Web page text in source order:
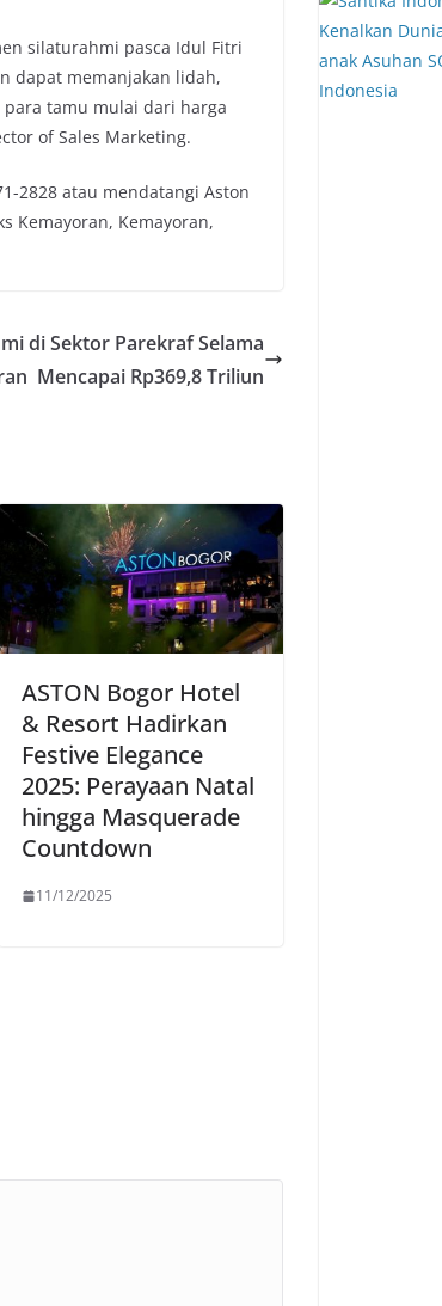
silaturahmi pasca Idul Fitri
dapat memanjakan lidah,
para tamu mulai dari harga
of Sales Marketing.
2828 atau mendatangi Aston
Kemayoran, Kemayoran,
di Sektor Parekraf Selama
Mencapai Rp369,8 Triliun
ASTON Bogor Hotel
& Resort Hadirkan
Festive Elegance
2025: Perayaan Natal
hingga Masquerade
Countdown
11/12/2025